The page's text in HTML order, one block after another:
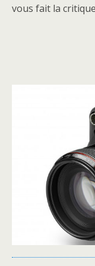
vous fait la